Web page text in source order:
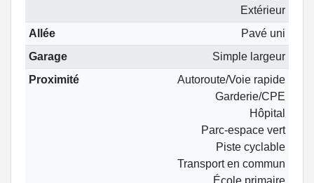
Extérieur
Allée
Pavé uni
Garage
Simple largeur
Proximité
Autoroute/Voie rapide
Garderie/CPE
Hôpital
Parc-espace vert
Piste cyclable
Transport en commun
École primaire